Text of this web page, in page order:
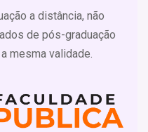
a distância, não
de pós-graduação
mesma validade.